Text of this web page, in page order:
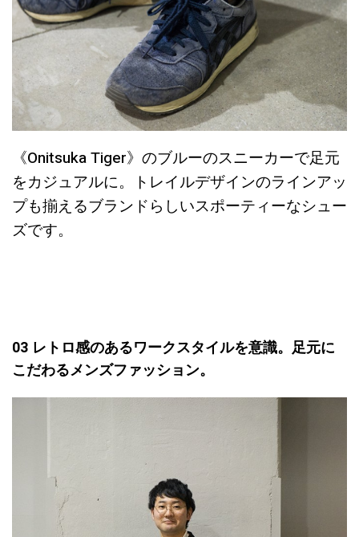
《Onitsuka Tiger》のブルーのスニーカーで足元
をカジュアルに。トレイルデザインのラインアッ
プも揃えるブランドらしいスポーティーなシュー
ズです。
03 レトロ感のあるワークスタイルを意識。足元に
こだわるメンズファッション。